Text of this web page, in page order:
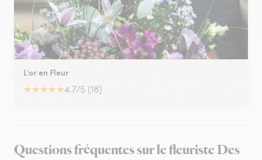
L'or en Fleur
★★★★★4.7/5 (18)
Questions fréquentes sur le fleuriste Des